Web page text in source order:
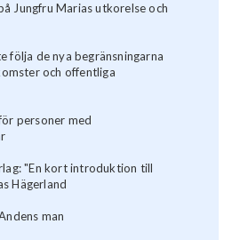
Jungfru Marias utkorelse och
följa de nya begränsningarna
och offentliga
personer med
"En kort introduktion till
Hägerland
man